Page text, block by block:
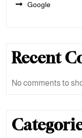
Google
Recent
No comments to